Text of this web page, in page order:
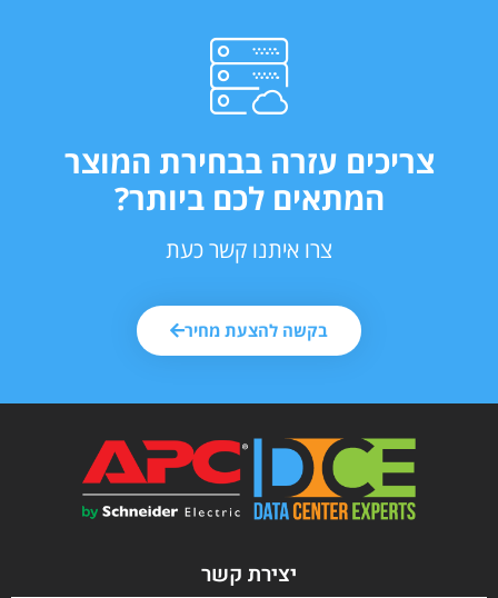
צריכים עזרה בבחירת המוצר
המתאים לכם ביותר?
צרו איתנו קשר כעת
בקשה להצעת מחיר
יצירת קשר